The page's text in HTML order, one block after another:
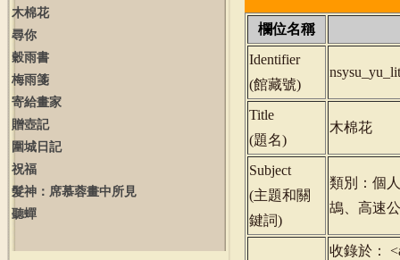
木棉花
尋你
穀雨書
梅雨箋
寄給畫家
贈壺記
圍城日記
祝福
髮神：席慕蓉畫中所見
聽蟬
欄位名稱
Identifier
(館藏號)
Title
(題名)
木棉花
Subject
(主題和關
鍵詞)
類別：個
鴣、高速
收錄於：